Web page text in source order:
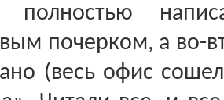
почерком, а во-
(весь офис